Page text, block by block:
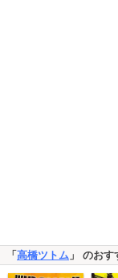
「 高橋ツトム 」 のお